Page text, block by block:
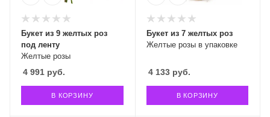
Желтые розы
Букет из 9 желтых роз
под ленту
4 991 руб.
В КОРЗИНУ
Желтые розы в упаковке
Букет из 7 желтых роз
4 133руб.
В КОРЗИНУ